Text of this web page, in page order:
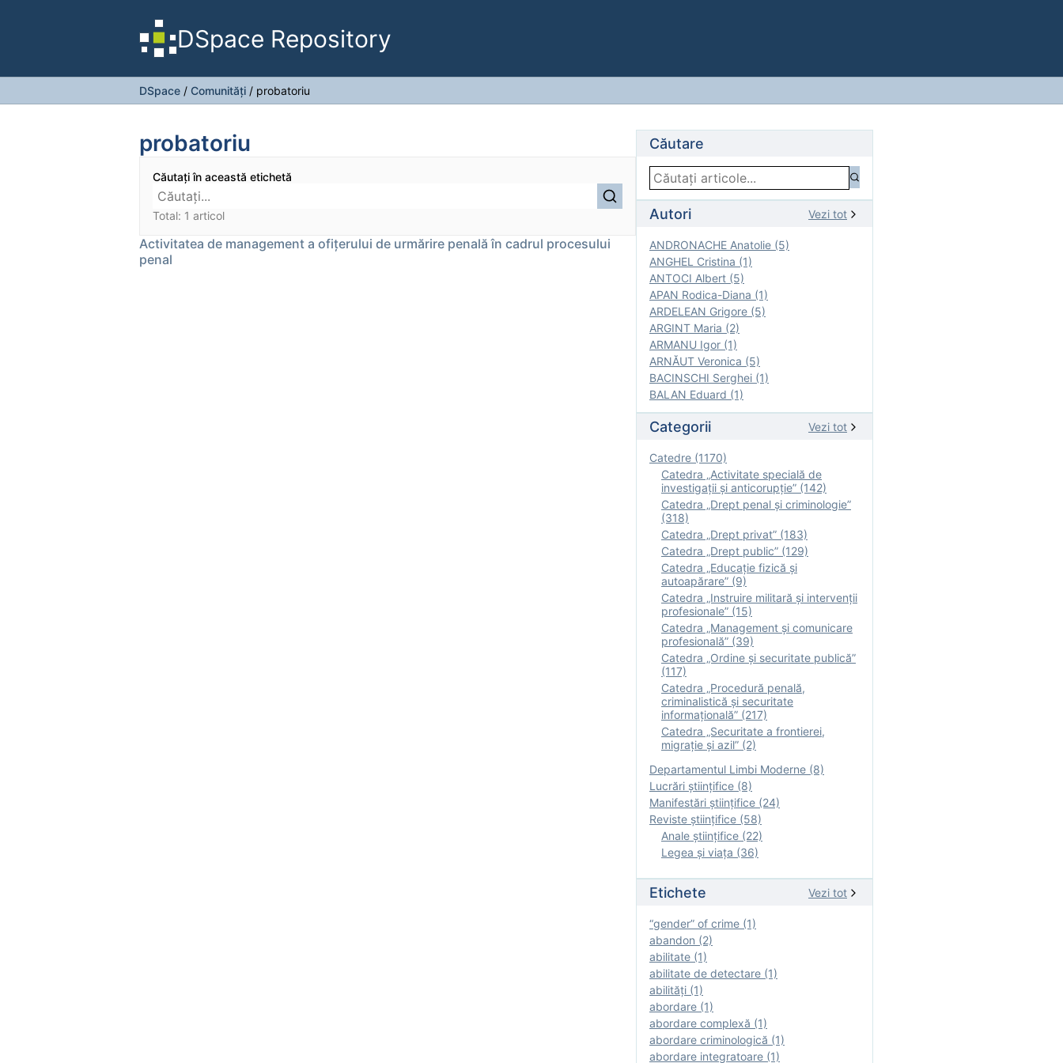
DSpace Repository
DSpace / Comunități / probatoriu
probatoriu
Căutați în această etichetă
Total: 1 articol
Activitatea de management a ofițerului de urmărire penală în cadrul procesului
penal
Căutare
Autori Vezi tot
ANDRONACHE Anatolie (5)
ANGHEL Cristina (1)
ANTOCI Albert (5)
APAN Rodica-Diana (1)
ARDELEAN Grigore (5)
ARGINT Maria (2)
ARMANU Igor (1)
ARNĂUT Veronica (5)
BACINSCHI Serghei (1)
BALAN Eduard (1)
Categorii Vezi tot
Catedre (1170)
Catedra „Activitate specială de
investigaţii şi anticorupție” (142)
Catedra „Drept penal și criminologie”
(318)
Catedra „Drept privat” (183)
Catedra „Drept public” (129)
Catedra „Educație fizică şi
autoapărare” (9)
Catedra „Instruire militară şi intervenţii
profesionale” (15)
Catedra „Management și comunicare
profesională” (39)
Catedra „Ordine și securitate publică”
(117)
Catedra „Procedură penală,
criminalistică și securitate
informațională” (217)
Catedra „Securitate a frontierei,
migrație și azil” (2)
Departamentul Limbi Moderne (8)
Lucrări științifice (8)
Manifestări ştiinţifice (24)
Reviste ştiinţifice (58)
Anale ştiinţifice (22)
Legea şi viaţa (36)
Etichete Vezi tot
“gender” of crime (1)
abandon (2)
abilitate (1)
abilitate de detectare (1)
abilităţi (1)
abordare (1)
abordare complexă (1)
abordare criminologică (1)
abordare integratoare (1)